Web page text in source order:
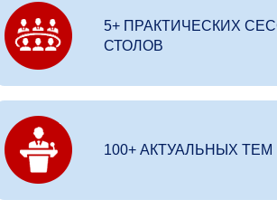
5+ ПРАКТИЧЕСКИХ
СТОЛОВ
100+ АКТУАЛЬНЫХ ТЕМ